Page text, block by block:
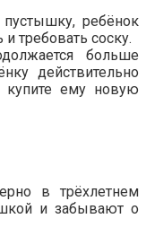
пустышку, ребёнок
требовать соску.
больше
действительно
купите ему новую
в трёхлетнем
и забывают о